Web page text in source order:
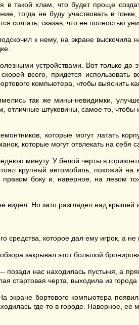
в такой хлам, что будет проще
тогда не буду участвовать в
солгать, сказав, что ее полностью
к нему, на экране
устройствами. Вот только
всего, придется
компьютера, чтобы выяснить
так же мины-невидимки,
отличные штуковины, самое то,
которые могут латать
которые могут отвлекать на себя
минуту. У белой черты в
крупный автомобиль, похожий
боку и, наверное, на левом
видел. Но зато разглядел над крышей
средства, которое дал ему игрок, а не
закрывал этот большой
нас находилась пустыня, а
стартовая черта, выходила из
экране бортового компьютера
где-то в городе. Наверное,